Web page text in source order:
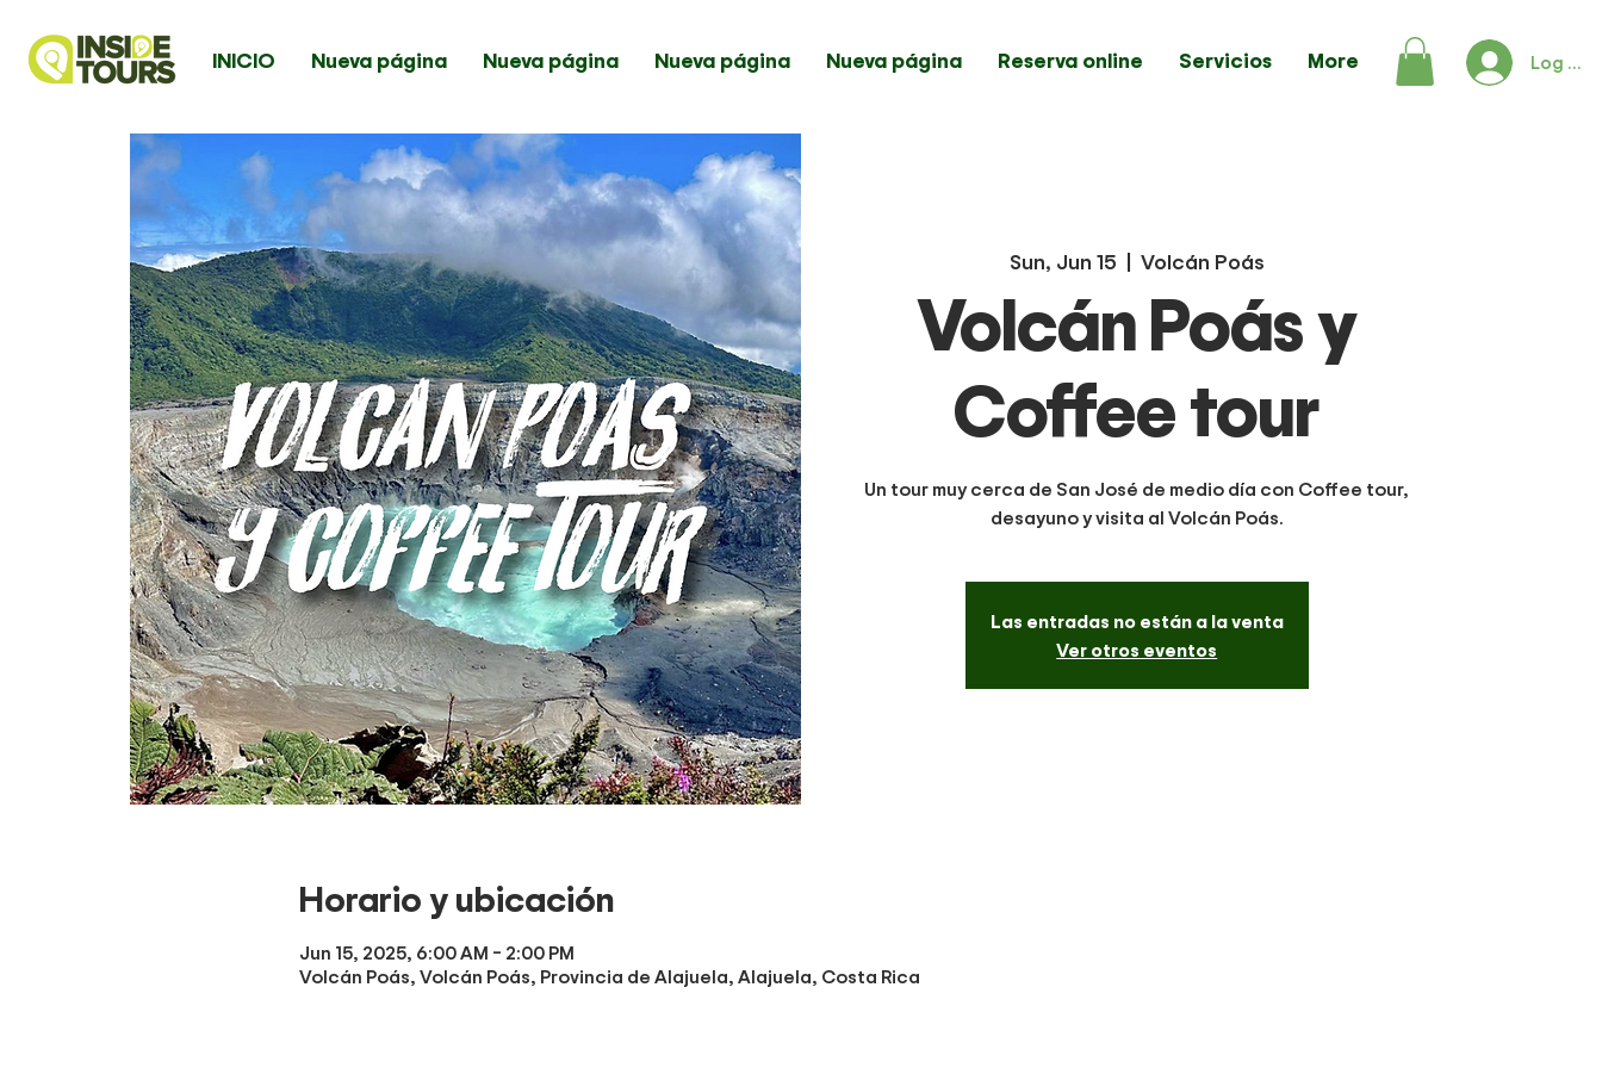
INICIO Nueva página Nueva página Nueva página Nueva página Reserva online Servicios More Log In
Sun, Jun 15
  |
Volcán Poás
Volcán Poás y
Coffee tour
Un tour muy cerca de San José de medio día con Coffee tour,
desayuno y visita al Volcán Poás.
Las entradas no están a la venta
Ver otros eventos
Horario y ubicación
Jun 15, 2025, 6:00 AM – 2:00 PM
Volcán Poás, Volcán Poás, Provincia de Alajuela, Alajuela, Costa Rica